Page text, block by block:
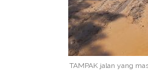
TAMPAK jalan yang